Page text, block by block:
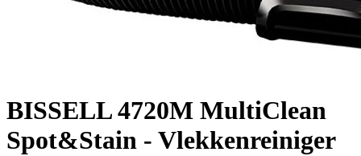
BISSELL 4720M MultiClean
Spot&Stain - Vlekkenreiniger